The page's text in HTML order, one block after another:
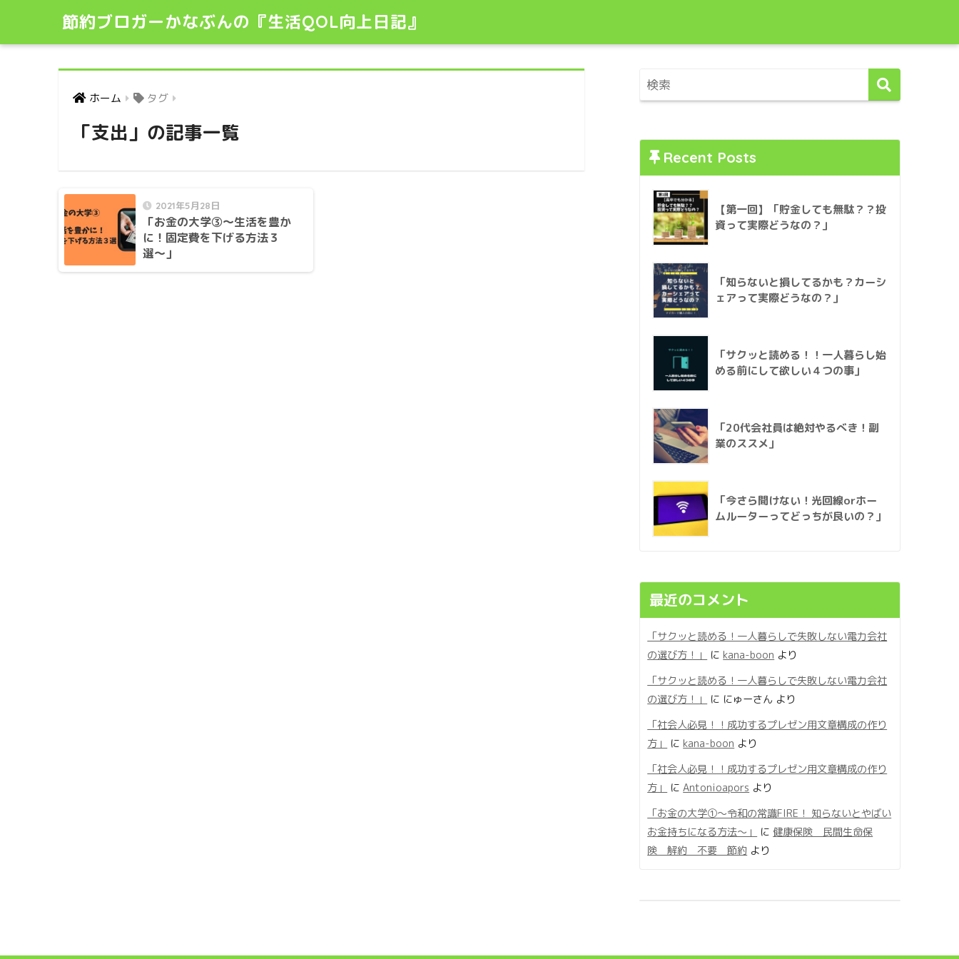
節約ブロガーかなぶんの『生活QOL向上日記』
ホーム タグ
「支出」の記事一覧
2021年5月28日
「お金の大学③〜生活を豊か
に！固定費を下げる方法３
選〜」
Recent Posts
【第一回】「貯金しても無駄？？投
資って実際どうなの？」
「知らないと損してるかも？カーシ
ェアって実際どうなの？」
「サクッと読める！！一人暮らし始
める前にして欲しい４つの事」
「20代会社員は絶対やるべき！副
業のススメ」
「今さら聞けない！光回線orホー
ムルーターってどっちが良いの？」
最近のコメント
「サクッと読める！一人暮らしで失敗しない電力会社
の選び方！」
に kana-boon より
「サクッと読める！一人暮らしで失敗しない電力会社
の選び方！」
に にゅーさん より
「社会人必見！！成功するプレゼン用文章構成の作り
方」
に kana-boon より
「社会人必見！！成功するプレゼン用文章構成の作り
方」
にAntonioapors より
「お金の大学①〜令和の常識FIRE！ 知らないとやばい
お金持ちになる方法〜」
に 健康保険 民間生命保
険 解約 不要 節約 より